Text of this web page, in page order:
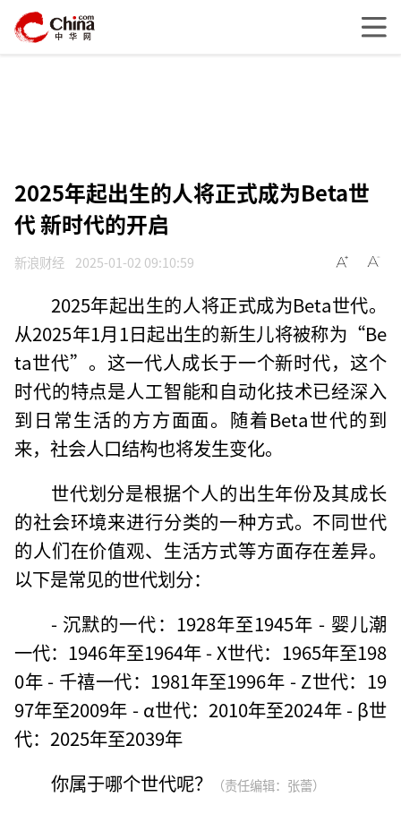
2025年起出生的人将正式成为Beta世
代 新时代的开启
新浪财经 2025-01-02 09:10:59
2025年起出生的人将正式成为Beta世代。
从2025年1月1日起出生的新生儿将被称为“Be
ta世代”。这一代人成长于一个新时代，这个
时代的特点是人工智能和自动化技术已经深入
到日常生活的方方面面。随着Beta世代的到
来，社会人口结构也将发生变化。
世代划分是根据个人的出生年份及其成长
的社会环境来进行分类的一种方式。不同世代
的人们在价值观、生活方式等方面存在差异。
以下是常见的世代划分：
- 沉默的一代：1928年至1945年 - 婴儿潮
一代：1946年至1964年 - X世代：1965年至198
0年 - 千禧一代：1981年至1996年 - Z世代：19
97年至2009年 - α世代：2010年至2024年 - β世
代：2025年至2039年
你属于哪个世代呢？
（责任编辑：张蕾）